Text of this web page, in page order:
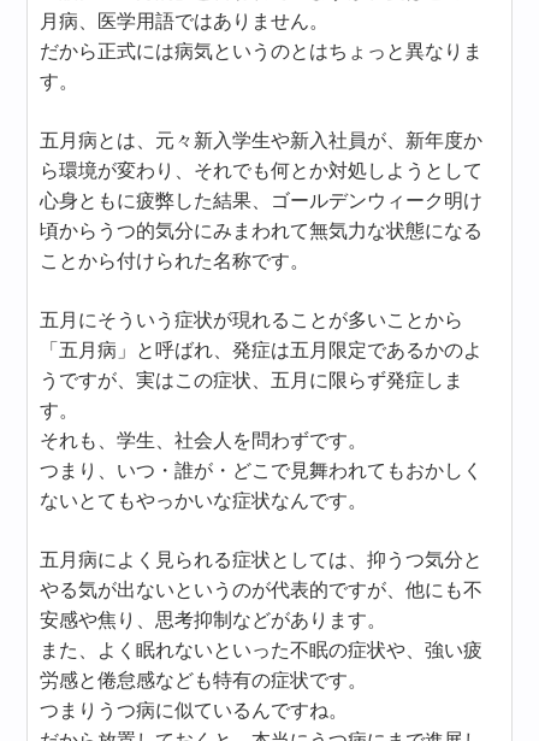
月病、医学用語ではありません。
だから正式には病気というのとはちょっと異なりま
す。
五月病とは、元々新入学生や新入社員が、新年度か
ら環境が変わり、それでも何とか対処しようとして
心身ともに疲弊した結果、ゴールデンウィーク明け
頃からうつ的気分にみまわれて無気力な状態になる
ことから付けられた名称です。
五月にそういう症状が現れることが多いことから
「五月病」と呼ばれ、発症は五月限定であるかのよ
うですが、実はこの症状、五月に限らず発症しま
す。
それも、学生、社会人を問わずです。
つまり、いつ・誰が・どこで見舞われてもおかしく
ないとてもやっかいな症状なんです。
五月病によく見られる症状としては、抑うつ気分と
やる気が出ないというのが代表的ですが、他にも不
安感や焦り、思考抑制などがあります。
また、よく眠れないといった不眠の症状や、強い疲
労感と倦怠感なども特有の症状です。
つまりうつ病に似ているんですね。